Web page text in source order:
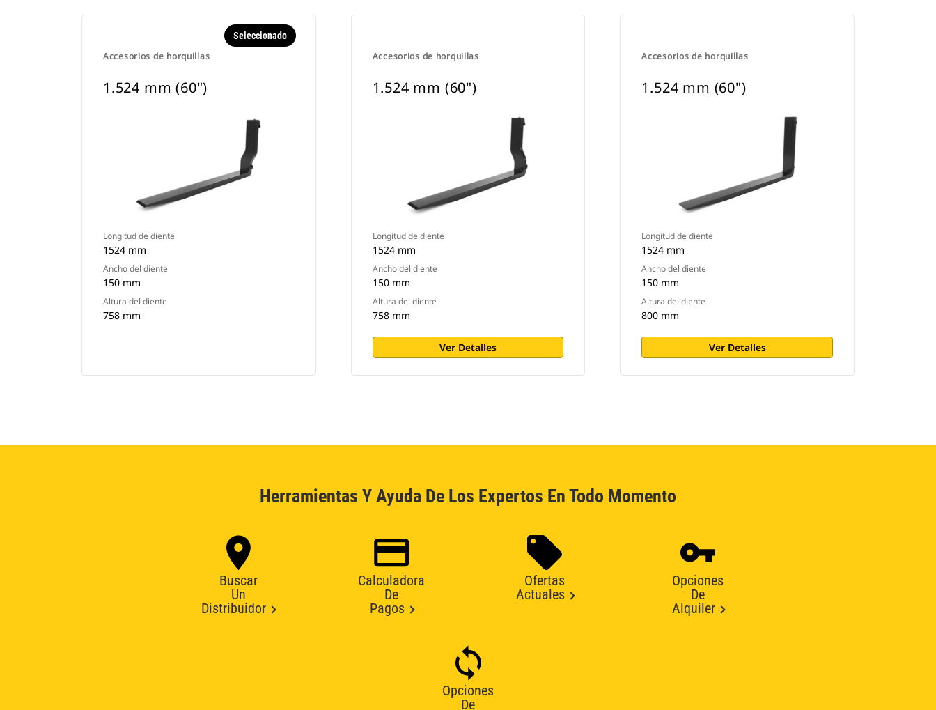
Accesorios de horquillas
Seleccionado
1.524 mm (60")
Longitud de diente
1524 mm
Ancho del diente
150 mm
Altura del diente
758 mm
Accesorios de horquillas
1.524 mm (60")
Longitud de diente
1524 mm
Ancho del diente
150 mm
Altura del diente
758 mm
Ver Detalles
Accesorios de horquillas
1.524 mm (60")
Longitud de diente
1524 mm
Ancho del diente
150 mm
Altura del diente
800 mm
Ver Detalles
Herramientas Y Ayuda De Los Expertos En Todo Momento
Buscar
Un
Distribuidor
Calculadora
De
Pagos
Ofertas
Actuales
Opciones
De
Alquiler
Opciones
De